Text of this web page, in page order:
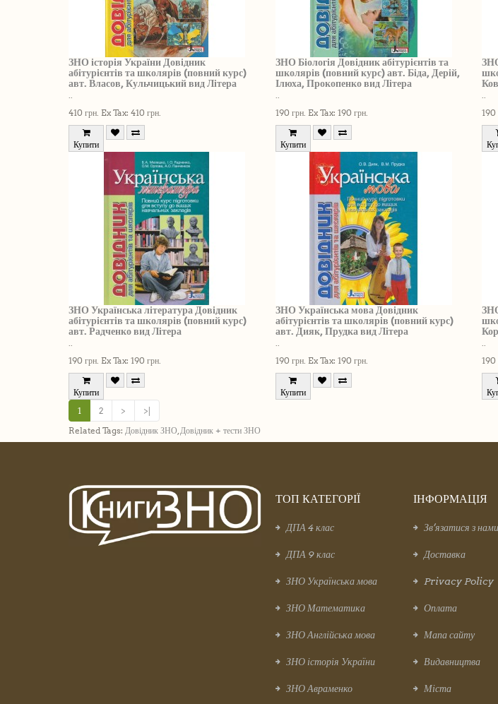
ЗНО історія України Довідник
абітурієнтів та школярів (повний курс)
авт. Власов, Кульчицький вид Літера
410 грн. Ex Tax: 410 грн.
Купити
ЗНО Біологія Довідник абітурієнтів та
школярів (повний курс) авт. Біда, Дерій,
Ілюха, Прокопенко вид Літера
190 грн. Ex Tax: 190 грн.
Купити
190
ЗНО Українська література Довідник
абітурієнтів та школярів (повний курс)
авт. Радченко вид Літера
190 грн. Ex Tax: 190 грн.
Купити
ЗНО Українська мова Довідник
абітурієнтів та школярів (повний курс)
авт. Дияк, Прудка вид Літера
190 грн. Ex Tax: 190 грн.
Купити
190
1
2 > >|
Related Tags: Довідник ЗНО Довідник + тести ЗНО
ТОП КАТЕГОРІЇ
ДПА 4 клас
ДПА 9 клас
ЗНО Українська мова
ЗНО Математика
ЗНО Англійська мова
ЗНО історія України
ЗНО Авраменко
ІНФОРМАЦІЯ
Зв’язатися з нами
Доставка
Privacy Policy
Оплата
Мапа сайту
Видавництва
Міста